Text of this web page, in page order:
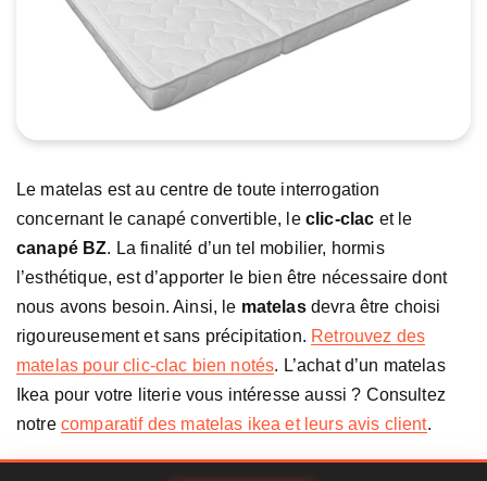
Le matelas est au centre de toute interrogation
concernant le canapé convertible, leclic-clac et le
canapé BZ. La finalité d’un tel mobilier, hormis
l’esthétique, est d’apporter le bien être nécessaire dont
nous avons besoin. Ainsi, le matelasdevra être choisi
rigoureusement et sans précipitation. Retrouvez des
matelas pour clic-clac bien notés. L’achat d’un matelas
Ikea pour votre literie vous intéresse aussi ? Consultez
notre comparatif des matelas ikea et leurs avis client.